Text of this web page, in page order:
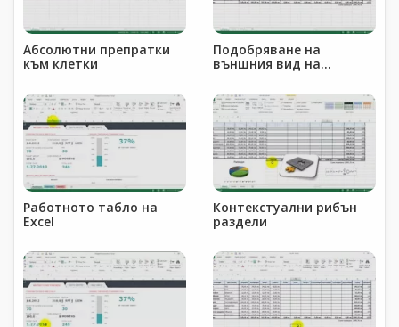
Абсолютни препратки
към клетки
Подобряване на
външния вид на
Работното табло на
Excel
Контекстуални рибън
раздели